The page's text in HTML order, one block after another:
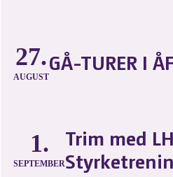
27.
AUGUST
GÅ-TURER I
1.
SEPTEMBER
Trim med